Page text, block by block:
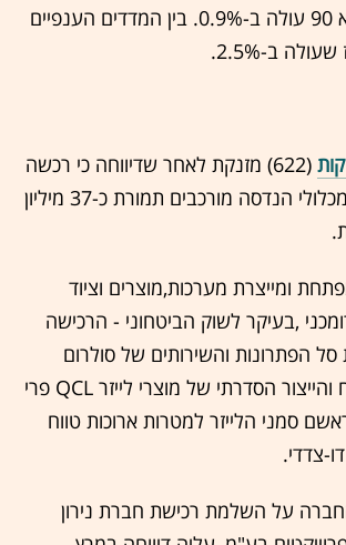
ב-0.3% בעוד ת"א 90 עולה ב-0.9%. בין המדדים הענפיים
ב-2.5%.
(622) מזנקת לאחר שדיווחה כי רכשה
את חברת א.ח.מ מכלולי הנדסה מורכבים תמורת כ-37 מיליון
ומייצרת מערכות,מוצרים וציוד
,בעיקר לשוק הביטחוני - הרכישה
הפתרונות והשירותים של סולרום
ולהאיץ את הפיתוח והייצור הסדרתי של מוצרי לייזר QCL פרי
סמני הלייזר למטרות ארוכות טווח
דו-צדדי.
על השלמת רכישת חברת נירון